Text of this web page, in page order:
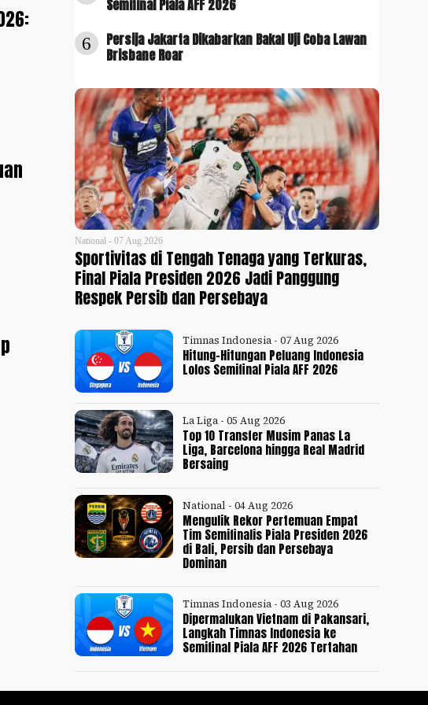
Semifinal Piala AFF 2026
6
Persija Jakarta Dikabarkan Bakal Uji Coba Lawan
Brisbane Roar
National - 07 Aug 2026
Sportivitas di Tengah Tenaga yang Terkuras,
Final Piala Presiden 2026 Jadi Panggung
Respek Persib dan Persebaya
Timnas Indonesia - 07 Aug 2026
Hitung-Hitungan Peluang Indonesia
Lolos Semifinal Piala AFF 2026
La Liga - 05 Aug 2026
Top 10 Transfer Musim Panas La
Liga, Barcelona hingga Real Madrid
Bersaing
National - 04 Aug 2026
Mengulik Rekor Pertemuan Empat
Tim Semifinalis Piala Presiden 2026
di Bali, Persib dan Persebaya
Dominan
Timnas Indonesia - 03 Aug 2026
Dipermalukan Vietnam di Pakansari,
Langkah Timnas Indonesia ke
Semifinal Piala AFF 2026 Tertahan